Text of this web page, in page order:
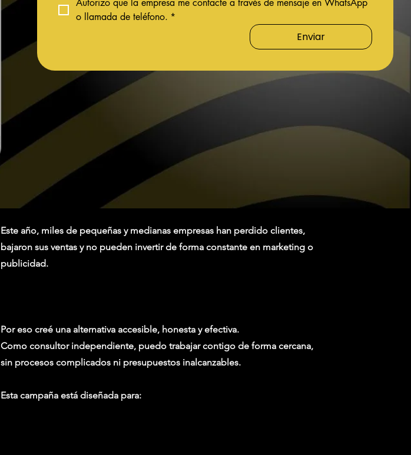
Autorizo que la empresa me contacte a través de mensaje en WhatsApp
o llamada de teléfono. *
Enviar
​Este año, miles de pequeñas y medianas empresas han perdido clientes,
bajaron sus ventas y no pueden invertir de forma constante en marketing o
publicidad.
Por eso creé una alternativa accesible, honesta y efectiva.
Como consultor independiente, puedo trabajar contigo de forma cercana,
sin procesos complicados ni presupuestos inalcanzables.
Esta campaña está diseñada para: